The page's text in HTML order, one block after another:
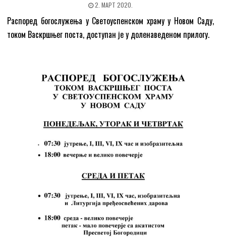
2. МАРТ 2020.
Распоред богослужења у Светоуспенском храму у Новом Саду,
током Васкршњег поста, доступан је у доленаведеном прилогу.